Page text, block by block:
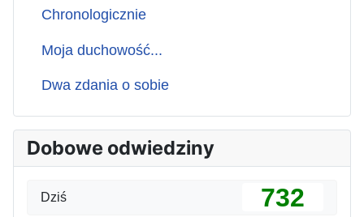
Chronologicznie
Moja duchowość...
Dwa zdania o sobie
Dobowe odwiedziny
Dziś 732